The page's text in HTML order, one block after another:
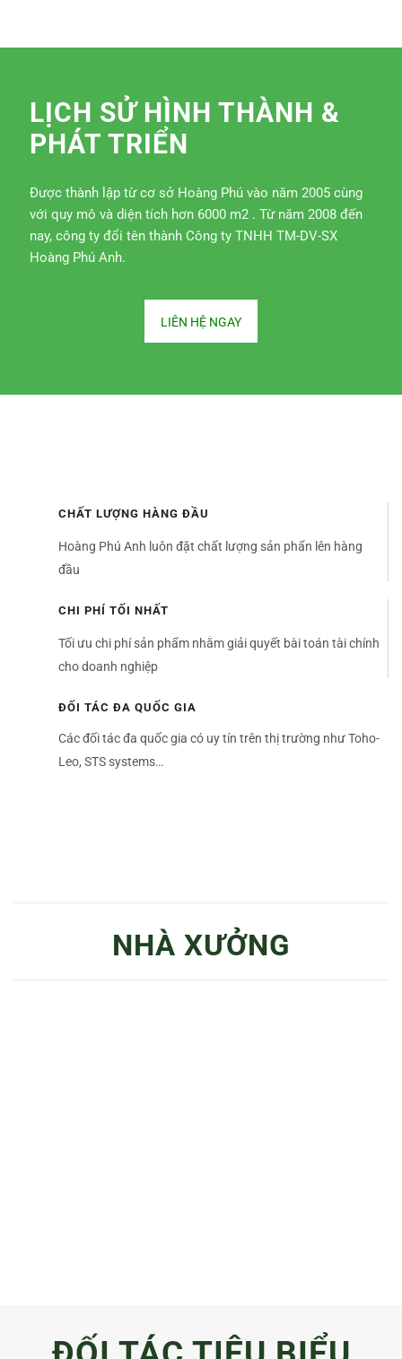
LỊCH SỬ HÌNH THÀNH &
PHÁT TRIỂN
Được thành lập từ cơ sở Hoàng Phú vào năm 2005 cùng
với quy mô và diện tích hơn 6000 m2 . Từ năm 2008 đến
nay, công ty đổi tên thành Công ty TNHH TM-DV-SX
Hoàng Phú Anh.
LIÊN HỆ NGAY
CHẤT LƯỢNG HÀNG ĐẦU
Hoàng Phú Anh luôn đặt chất lượng sản phẩn lên hàng
đầu
CHI PHÍ TỐI NHẤT
Tối ưu chi phí sản phẩm nhằm giải quyết bài toán tài chính
cho doanh nghiệp
ĐỐI TÁC ĐA QUỐC GIA
Các đối tác đa quốc gia có uy tín trên thị trường như Toho-
Leo, STS systems…
NHÀ XƯỞNG